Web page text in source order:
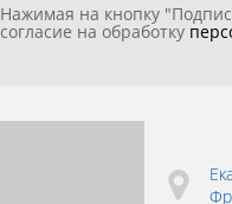
Нажимая на кнопку
согласие на обработку